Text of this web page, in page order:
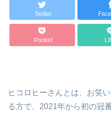
Twitter
Pocket
ヒコロヒーさんとは、お笑
る方で、2021年から初の冠